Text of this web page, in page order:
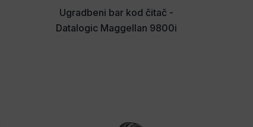
Ugradbeni bar kod čitač -
Datalogic Maggellan 9800i